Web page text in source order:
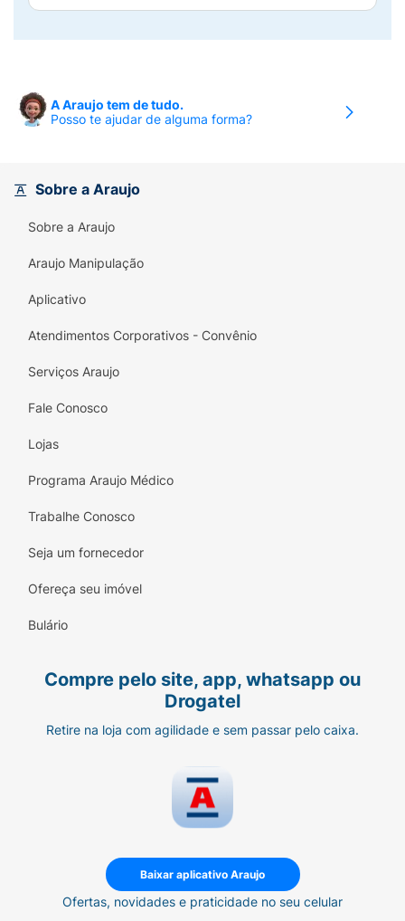
A Araujo tem de tudo.
Posso te ajudar de alguma forma?
Sobre a Araujo
Sobre a Araujo
Araujo Manipulação
Aplicativo
Atendimentos Corporativos - Convênio
Serviços Araujo
Fale Conosco
Lojas
Programa Araujo Médico
Trabalhe Conosco
Seja um fornecedor
Ofereça seu imóvel
Bulário
Compre pelo site, app, whatsapp ou
Drogatel
Retire na loja com agilidade e sem passar pelo caixa.
Baixar aplicativo Araujo
Ofertas, novidades e praticidade no seu celular